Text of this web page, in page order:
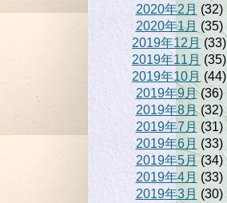
2020年2月(32)
2020年1月 (35)
2019年12月 (33)
2019年11月 (35)
2019年10月 (44)
2019年9月(36)
2019年8月(32)
2019年7月 (31)
2019年6月 (33)
2019年5月 (34)
2019年4月 (33)
2019年3月 (30)